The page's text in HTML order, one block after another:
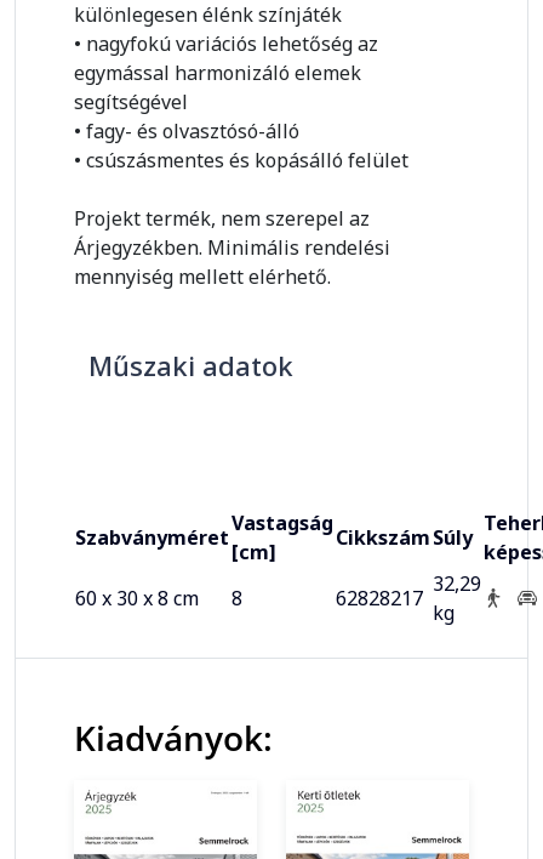
különlegesen élénk színjáték
• nagyfokú variációs lehetőség az
egymással harmonizáló elemek
segítségével
• fagy- és olvasztósó-álló
• csúszásmentes és kopásálló felület
Projekt termék, nem szerepel az
Árjegyzékben. Minimális rendelési
mennyiség mellett elérhető.
Műszaki adatok
Szabványméret
Vastagság
[cm]
CikkszámSúly
60 x 30 x 8 cm
8 62828217
32,29
kg
Kiadványok: